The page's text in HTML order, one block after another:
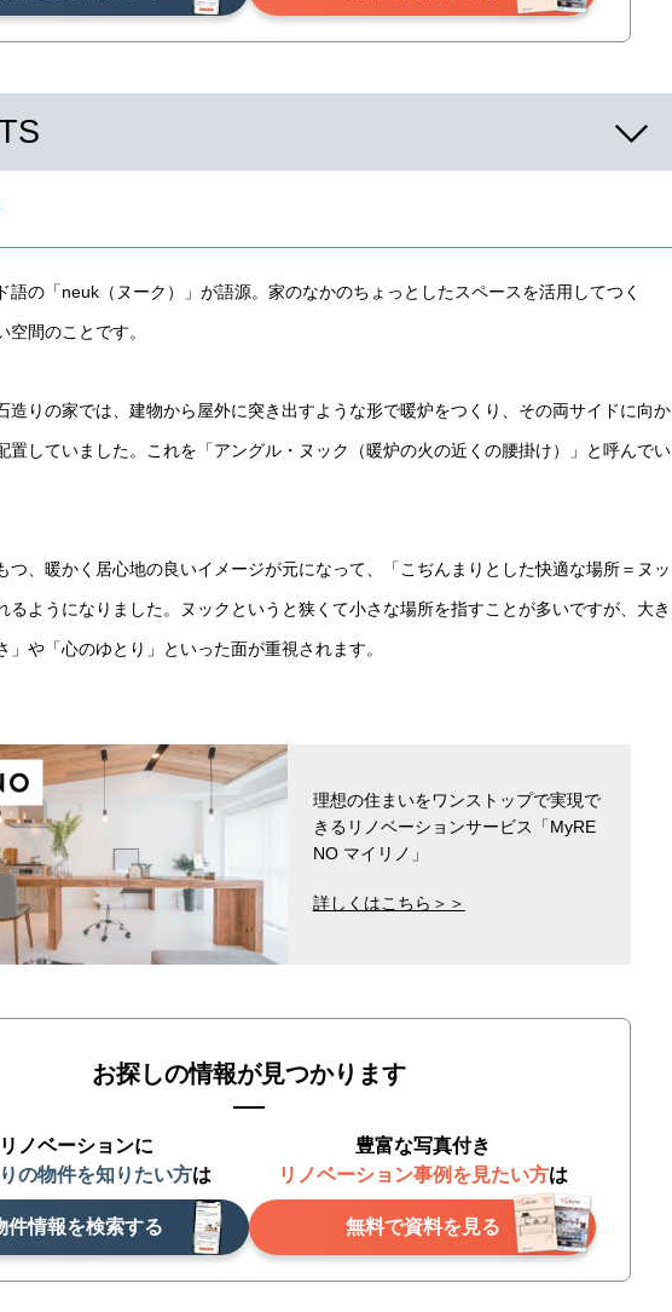
語の「neuk（ヌーク）」が語源。家のなかのちょっとしたスペースを活用してつく
空間のことです。
造りの家では、建物から屋外に突き出すような形で暖炉をつくり、その両サイドに向か
置していました。これを「アングル・ヌック（暖炉の火の近くの腰掛け）」と呼んでい
つ、暖かく居心地の良いイメージが元になって、「こぢんまりとした快適な場所＝ヌッ
るようになりました。ヌックというと狭くて小さな場所を指すことが多いですが、大き
」や「心のゆとり」といった面が重視されます。
理想の住まいをワンストップで実現で
きるリノベーションサービス「MyRE
NO マイリノ」
詳しくはこちら＞＞
お探しの情報が見つかります
リノベーションに
の物件を知りたい方は
件情報を検索する
豊富な写真付き
リノベーション事例を見たい方は
無料で資料を見る